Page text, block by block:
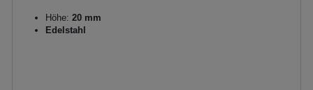
Höhe: 20 mm
Edelstahl